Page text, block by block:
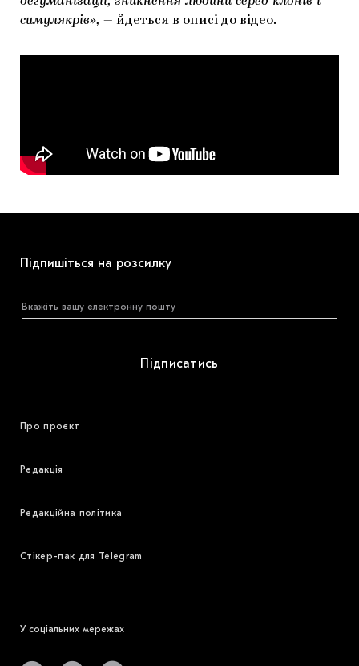
симулякрів», — йдеться в описі до відео.
Підпишіться на розсилку
Підписатись
Про проєкт
Редакція
Редакційна політика
Стікер-пак для Telegram
У соціальних мережах